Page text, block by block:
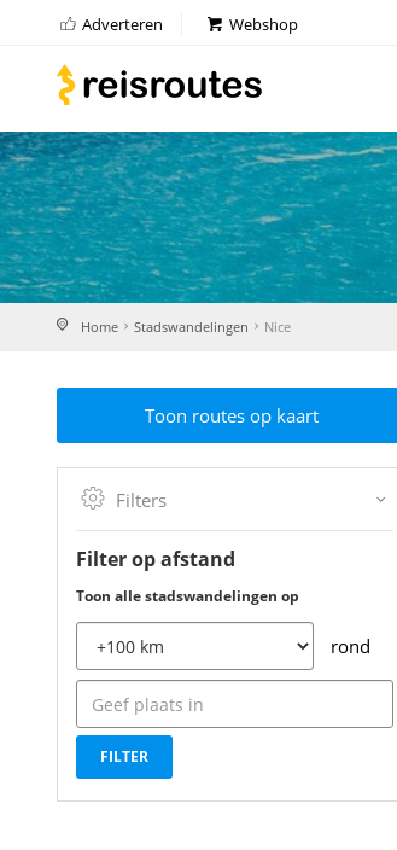
Adverteren Webshop
Home Stadswandelingen Nice
Toon routes op kaart
Filters
Filter op afstand
Toon alle stadswandelingen op
rond